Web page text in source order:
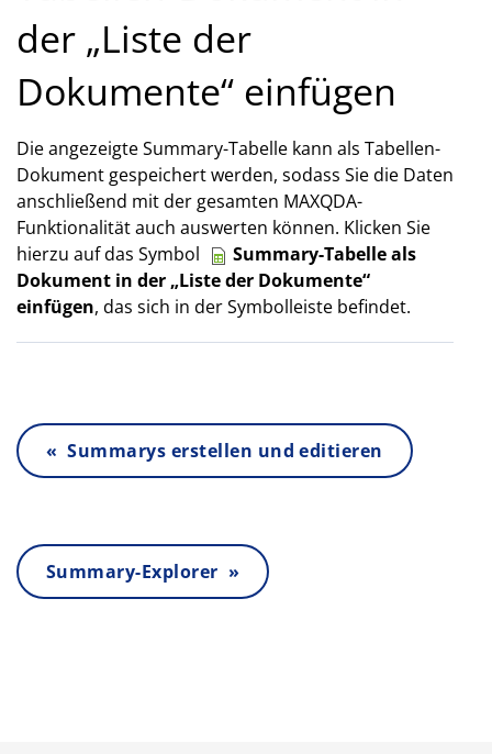
der „Liste der
Dokumente“ einfügen
Die angezeigte Summary-Tabelle kann als Tabellen-
Dokument gespeichert werden, sodass Sie die Daten
anschließend mit der gesamten MAXQDA-
Funktionalität auch auswerten können. Klicken Sie
hierzu auf das Symbol
Summary-Tabelle als
Dokument in der „Liste der Dokumente“
einfügen, das sich in der Symbolleiste befindet.
« Summarys erstellen und editieren
Summary-Explorer »